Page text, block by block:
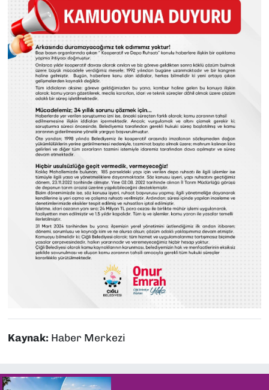
Kaynak: Haber Merkezi